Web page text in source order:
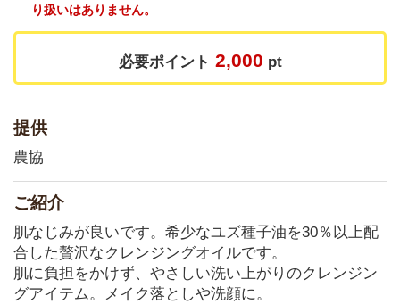
り扱いはありません。
必要ポイント 2,000 pt
提供
農協
ご紹介
肌なじみが良いです。希少なユズ種子油を30％以上配
合した贅沢なクレンジングオイルです。
肌に負担をかけず、やさしい洗い上がりのクレンジン
グアイテム。メイク落としや洗顔に。